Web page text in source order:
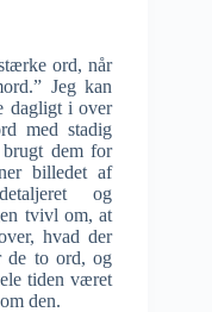
ord, når
Jeg kan
dagligt i over
med stadig
dem for
billedet af
og
tvivl om, at
hvad der
de to ord, og
tiden været
den.